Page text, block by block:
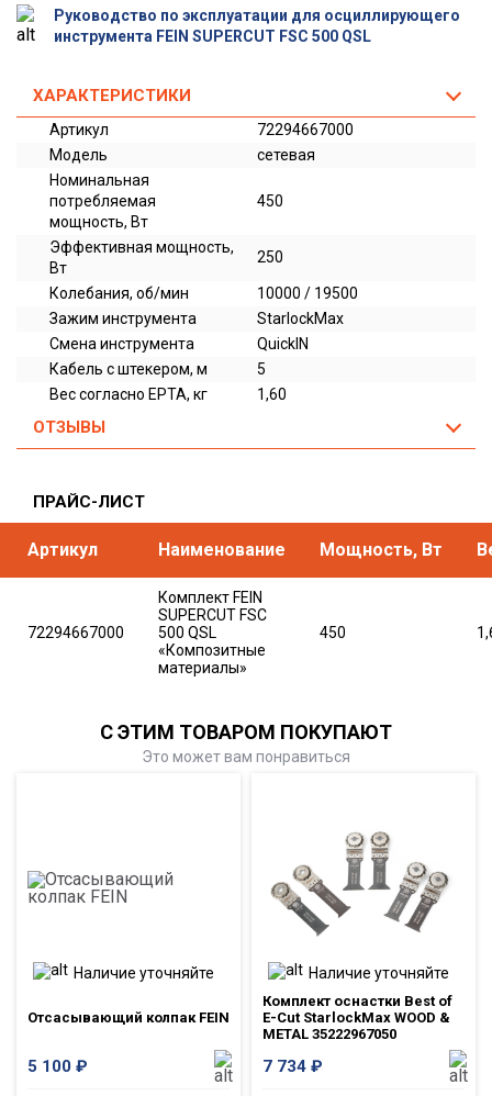
Руководство по эксплуатации для осциллирующего
инструмента FEIN SUPERCUT FSC 500 QSL
ХАРАКТЕРИСТИКИ
Артикул
72294667000
Модель
сетевая
Номинальная
потребляемая
мощность, Вт
450
Эффективная мощность,
Вт
250
Колебания, об/мин
10000 / 19500
Зажим инструмента
StarlockMax
Смена инструмента
QuickIN
Кабель с штекером, м
5
Вес согласно EPTA, кг
1,60
ОТЗЫВЫ
ПРАЙС-ЛИСТ
Артикул Наименование Мощность, Вт
72294667000
Комплект FEIN
SUPERCUT FSC
500 QSL
«Композитные
материалы»
450
С ЭТИМ ТОВАРОМ ПОКУПАЮТ
Это может вам понравиться
Наличие уточняйте
Отсасывающий колпак FEIN
5 100 ₽
Наличие уточняйте
Комплект оснастки Best of
E-Cut StarlockMax WOOD &
METAL 35222967050
7 734 ₽